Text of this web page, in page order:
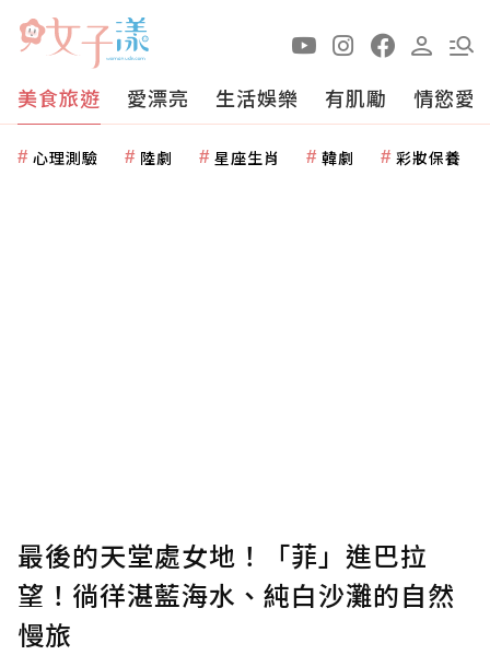
美食旅遊 愛漂亮 生活娛樂 有肌勵 情慾愛
心理測驗 陸劇 星座生肖 韓劇 彩妝保養
最後的天堂處女地！「菲」進巴拉
望！徜徉湛藍海水、純白沙灘的自然
慢旅